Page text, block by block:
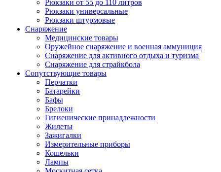
Рюкзаки от 55 до 110 литров
Рюкзаки универсальные
Рюкзаки штурмовые
Снаряжение
Медицинские товары
Оружейное снаряжение и военная аммуниция
Снаряжение для активного отдыха и туризма
Снаряжение для страйкбола
Сопутствующие товары
Перчатки
Батарейки
Бафы
Брелоки
Гигиенические принадлежности
Жилеты
Зажигалки
Измерительные приборы
Кошельки
Лампы